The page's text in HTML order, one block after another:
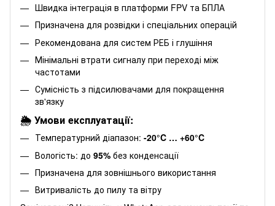
Швидка інтеграція в платформи FPV та БПЛА
Призначена для розвідки і спеціальних операцій
Рекомендована для систем РЕБ і глушіння
Мінімальні втрати сигналу при переході між
частотами
Сумісність з підсилювачами для покращення
зв'язку
🌦️ Умови експлуатації:
Температурний діапазон: -20°C … +60°C
Вологість: до 95% без конденсації
Призначена для зовнішнього використання
Витривалість до пилу та вітру